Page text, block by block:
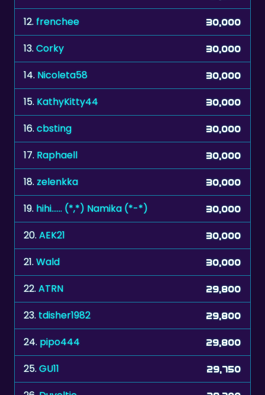
13. Corky 30,000
14.Nicoleta58 30,000
15. KathyKitty44 30,000
16. cbsting 30,000
17. Raphaell 30,000
18. zelenkka 30,000
19. 30,000
20.AEK21 30,000
21. Wald 30,000
22.ATRN 29,800
23. tdisher1982 29,800
24.pipo444 29,800
25. GU11 29,750
26. Duveltje 29,700
29,650